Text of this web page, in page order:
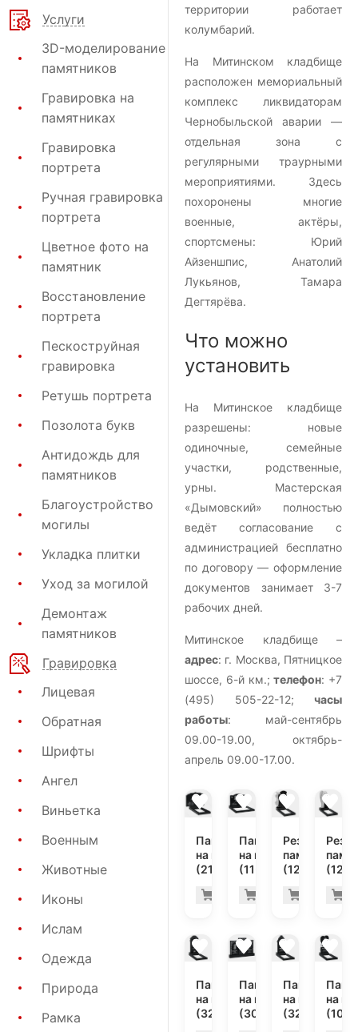
Услуги
3D-моделирование
памятников
Гравировка на
памятниках
Гравировка
портрета
Ручная гравировка
портрета
Цветное фото на
памятник
Восстановление
портрета
Пескоструйная
гравировка
Ретушь портрета
Позолота букв
Антидождь для
памятников
Благоустройство
могилы
Укладка плитки
Уход за могилой
Демонтаж
памятников
Гравировка
Лицевая
Обратная
Шрифты
Ангел
Виньетка
Военным
Животные
Иконы
Ислам
Одежда
Природа
Рамка
территории работает
колумбарий.
На Митинском кладбище
расположен мемориальный
комплекс ликвидаторам
Чернобыльской аварии —
отдельная зона с
регулярными траурными
мероприятиями. Здесь
похоронены многие
военные, актёры,
спортсмены: Юрий
Айзеншпис, Анатолий
Лукьянов, Тамара
Дегтярёва.
Что можно
установить
На Митинское кладбище
разрешены: новые
одиночные, семейные
участки, родственные,
урны. Мастерская
«Дымовский» полностью
ведёт согласование с
администрацией бесплатно
по договору — оформление
документов занимает 3-7
рабочих дней.
Митинское кладбище –
адрес: г. Москва, Пятницкое
шоссе, 6-й км.;телефон: +7
(495) 505-22-12; часы
работы: май-сентябрь
09.00-19.00, октябрь-
апрель 09.00-17.00.
Памятник
на могилу
(21-147)
34.200
Купить
Памятник
на могилу
(11-164)
Купить
Резной
памятник
(12-136)
Купить
(12-
Памятник
на могилу
(32-134)
Памятник
на могилу
(30-184)
Памятник
на могилу
(32-118)
на
(10-